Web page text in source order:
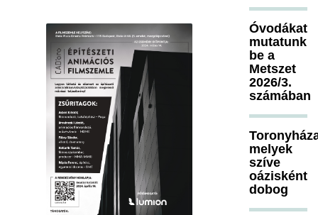
Óvodákat
mutatunk
be a
Metszet
2026/3.
számában
melyek
szíve
oázisként
dobog